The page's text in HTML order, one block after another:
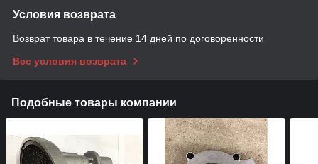
Условия возврата
Возврат товара в течение 14 дней по договоренности
Все условия возврата
Подобные товары компании